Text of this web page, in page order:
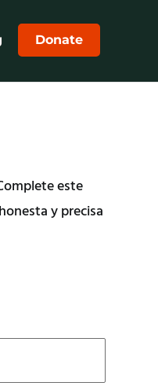
Donate
este
y precisa